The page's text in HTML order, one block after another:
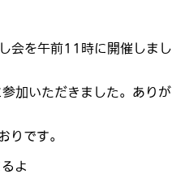
会を午前11時に開催しまし
加いただきました。ありが
りです。
よ